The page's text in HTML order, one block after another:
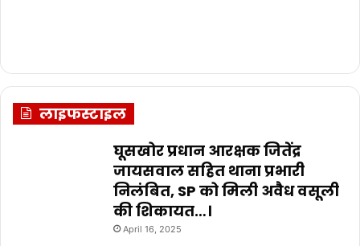
लाइफस्टाइल
घूसखोर प्रधान आरक्षक जितेंद्र
जायसवाल सहित थाना प्रभारी
निलंबित, SP को मिली अवैध वसूली
की शिकायत…।
April 16, 2025